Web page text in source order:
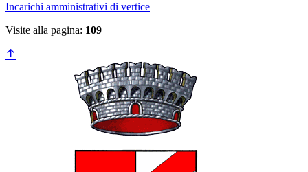
Incarichi amministrativi di vertice
Visite alla pagina: 109